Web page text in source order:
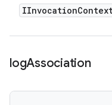
IInvocation
logAssociation